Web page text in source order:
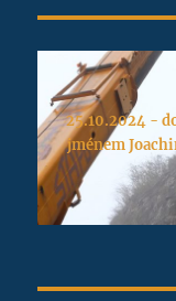
25.10.2024 -
jménem